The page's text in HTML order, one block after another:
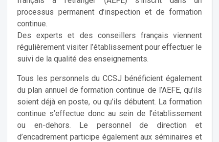
processus permanent d’inspection et de formation
continue.
Des experts et des conseillers français viennent
régulièrement visiter l’établissement pour effectuer le
suivi de la qualité des enseignements.
Tous les personnels du CCSJ bénéficient également
du plan annuel de formation continue de l’AEFE, qu’ils
soient déjà en poste, ou qu’ils débutent. La formation
continue s’effectue donc au sein de l’établissement
ou en-dehors. Le personnel de direction et
d’encadrement participe également aux séminaires et